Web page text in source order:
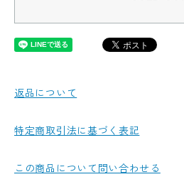
返品について
特定商取引法に基づく表記
この商品について問い合わせる